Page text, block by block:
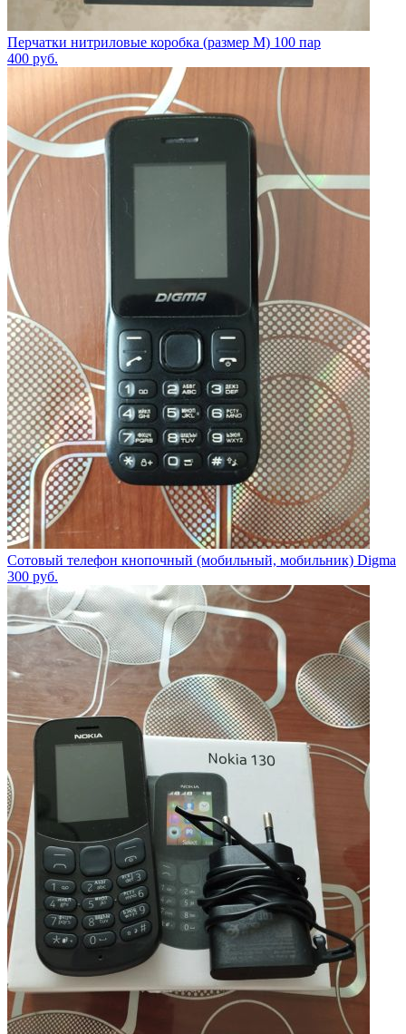
Перчатки нитриловые коробка (размер M) 100 пар
400 руб.
Сотовый телефон кнопочный (мобильный, мобильник) Digma
300 руб.